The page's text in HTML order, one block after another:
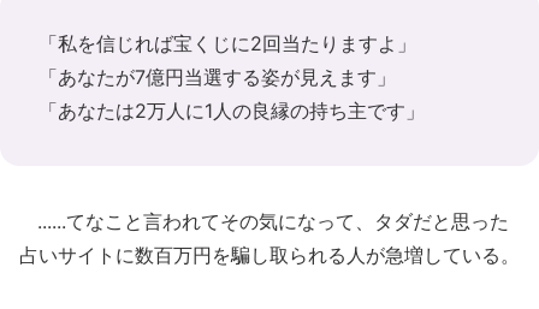
「私を信じれば宝くじに2回当たりますよ」
「あなたが7億円当選する姿が見えます」
「あなたは2万人に1人の良縁の持ち主です」
......てなこと言われてその気になって、タダだと思った
占いサイトに数百万円を騙し取られる人が急増している。